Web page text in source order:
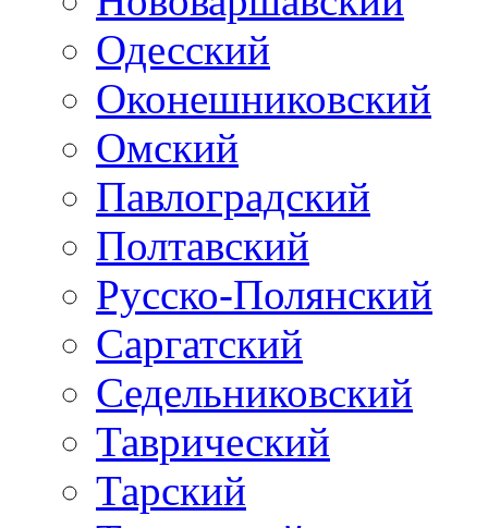
Одесский
Оконешниковский
Омский
Павлоградский
Полтавский
Русско-Полянский
Саргатский
Седельниковский
Таврический
Тарский